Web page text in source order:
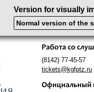
Version for visually
Normal version of the
Работа со
(8142) 77-45-57
tickets@kgfptz.ru
Официальный